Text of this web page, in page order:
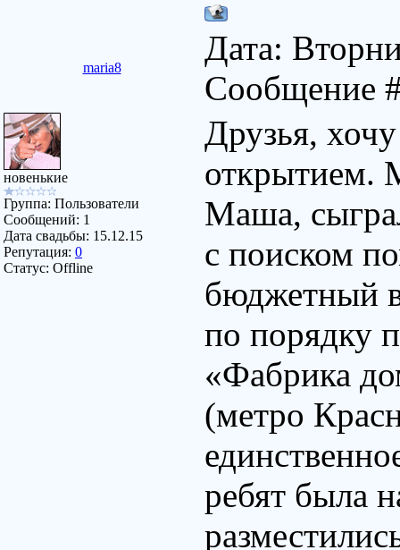
maria8
Дата:
Сообщение
новенькие
Группа: Пользователи
Сообщений: 1
Дата свадьбы: 15.12.15
Репутация: 0
Статус: Offline
Друзья,
открытием.
Маша,
с поиском
бюджетный
по порядку
«Фабрика
(метро
ребят была